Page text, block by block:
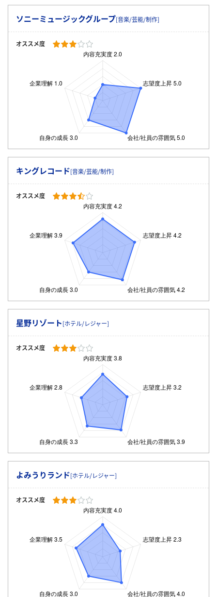
ソニーミュージックグループ[音楽/芸能/制作]
オススメ度
キングレコード[音楽/芸能/制作]
オススメ度
星野リゾート[ホテル/レジャー]
オススメ度
よみうりランド[ホテル/レジャー]
オススメ度